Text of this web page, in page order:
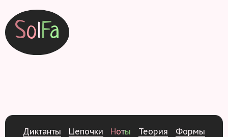
SolFa
Диктанты Цепочки Ноты Теория Формы